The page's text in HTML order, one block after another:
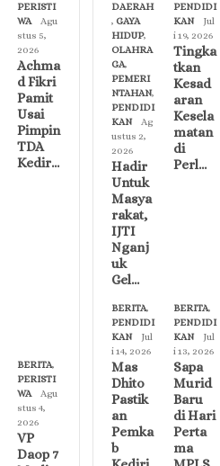
PERISTI
WA
Agu
stus 5,
2026
Achma
d Fikri
Pamit
Usai
Pimpin
TDA
Kedir…
BERITA,
PERISTI
WA
Agu
stus 4,
2026
VP
Daop 7
DAERAH
, GAYA
HIDUP,
OLAHRA
GA,
PEMERI
NTAHAN,
PENDIDI
KAN
Ag
ustus 2,
2026
Hadir
Untuk
Masya
rakat,
IJTI
Nganj
uk
Gel…
PENDIDI
KAN
Jul
i 19, 2026
Tingka
tkan
Kesad
aran
Kesela
matan
di
Perl…
BERITA,
PENDIDI
KAN
Jul
i 14, 2026
Mas
Dhito
Pastik
an
Pemka
b
BERITA,
PENDIDI
KAN
Jul
i 13, 2026
Sapa
Murid
Baru
di Hari
Perta
ma